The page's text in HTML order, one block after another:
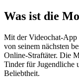
Was ist die
Mit der Videochat-
von seinem nächsten
Online-Straftäter. Die
Tinder für Jugendliche
Beliebtheit.